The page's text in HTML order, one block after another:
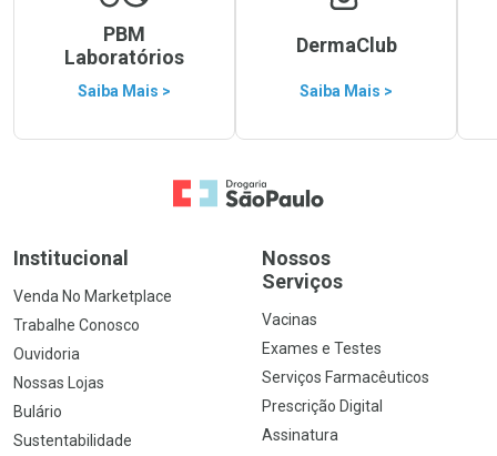
PBM
Laboratórios
Saiba Mais >
DermaClub
Saiba Mais >
Ir para a Home
Institucional
Venda No Marketplace
Trabalhe Conosco
Ouvidoria
Nossas Lojas
Bulário
Sustentabilidade
Nossos
Serviços
Vacinas
Exames e Testes
Serviços Farmacêuticos
Prescrição Digital
Assinatura